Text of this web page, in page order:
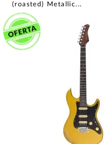
(roasted) Metallic...